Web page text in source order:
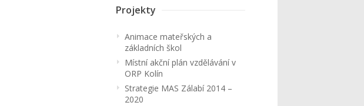
Projekty
Animace mateřských a
základních škol
Místní akční plán vzdělávání v
ORP Kolín
Strategie MAS Zálabí 2014 –
2020